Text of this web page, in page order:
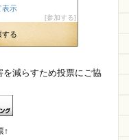
・科学・エトセトラ】
材派遣で稼ぐ技術！
て
表示
参加する
する
減らすため投票にご協
↑